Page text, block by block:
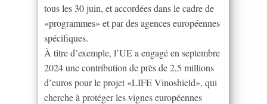
tous les 30 juin, et accordées dans le cadre de
«programmes» et par des agences européennes
spécifiques.
À titre d’exemple, l’UE a engagé en septembre
2024 une contribution de près de 2,5 millions
d’euros pour le projet «LIFE Vinoshield», qui
cherche à protéger les vignes européennes